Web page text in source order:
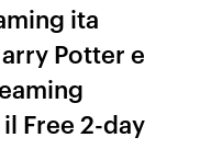
ita
Potter e
Free 2-day